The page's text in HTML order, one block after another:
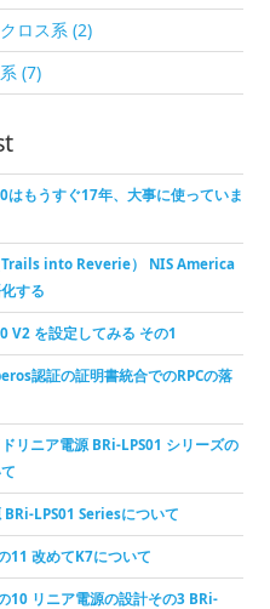
ロス系 (2)
(7)
はもうすぐ17年、大事に使っていま
Trails into Reverie） NIS America
する
V2 を設定してみる その1
認証の証明書統合でのRPCの落
リニア電源 BRi-LPS01 シリーズの
BRi-LPS01 Seriesについて
11 改めてK7について
10 リニア電源の設計その3 BRi-